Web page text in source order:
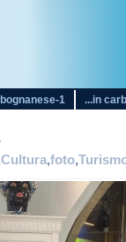
1 ...in
Cultura,foto,